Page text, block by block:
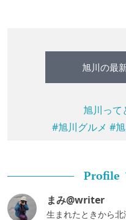
旭川の最
旭川って
#旭川グルメ #
Profile
まみ@writer
生まれたときから